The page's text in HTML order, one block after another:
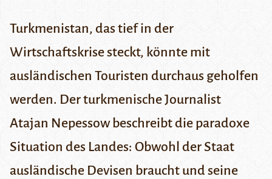
Turkmenistan, das tief in der
Wirtschaftskrise steckt, könnte mit
ausländischen Touristen durchaus geholfen
werden. Der turkmenische Journalist
Atajan Nepessow beschreibt die paradoxe
Situation des Landes: Obwohl der Staat
ausländische Devisen braucht und seine